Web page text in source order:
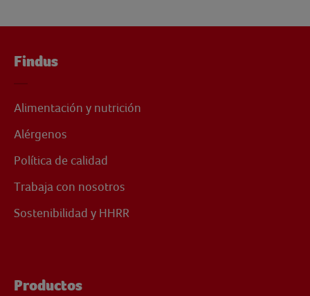
Findus
Alimentación y nutrición
Alérgenos
Política de calidad
Trabaja con nosotros
Sostenibilidad y HHRR
Productos